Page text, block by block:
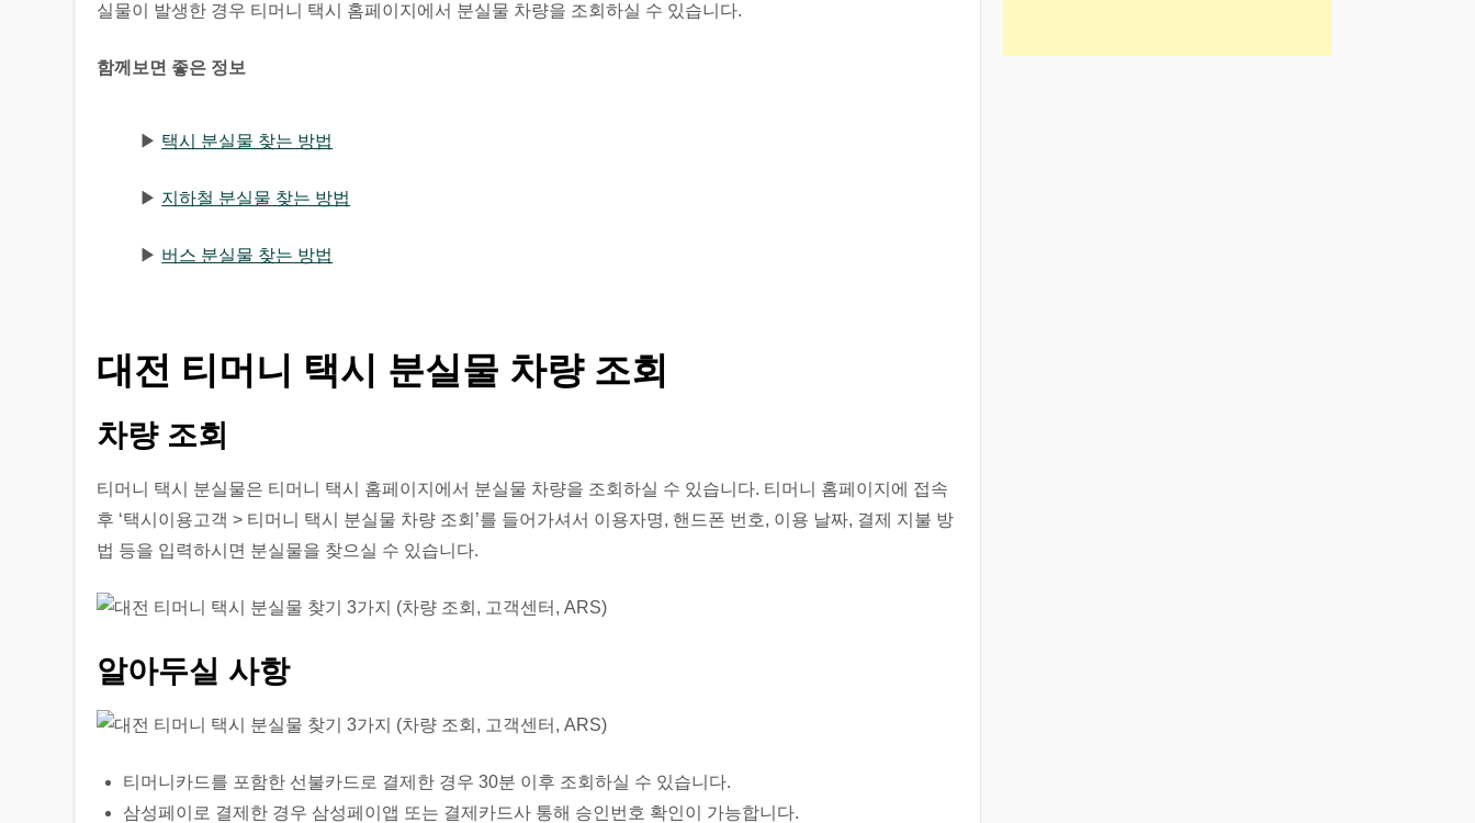
실물이 발생한 경우 티머니 택시 홈페이지에서 분실물 차량을 조회하실 수 있습니다.
함께보면 좋은 정보
▶ 택시 분실물 찾는 방법
▶ 지하철 분실물 찾는 방법
▶ 버스 분실물 찾는 방법
대전 티머니 택시 분실물 차량 조회
차량 조회
티머니 택시 분실물은 티머니 택시 홈페이지에서 분실물 차량을 조회하실 수 있습니다. 티머니 홈페이지에 접속
후 ‘택시이용고객 > 티머니 택시 분실물 차량 조회’를 들어가셔서 이용자명, 핸드폰 번호, 이용 날짜, 결제 지불 방
법 등을 입력하시면 분실물을 찾으실 수 있습니다.
알아두실 사항
티머니카드를 포함한 선불카드로 결제한 경우 30분 이후 조회하실 수 있습니다.
삼성페이로 결제한 경우 삼성페이앱 또는 결제카드사 통해 승인번호 확인이 가능합니다.